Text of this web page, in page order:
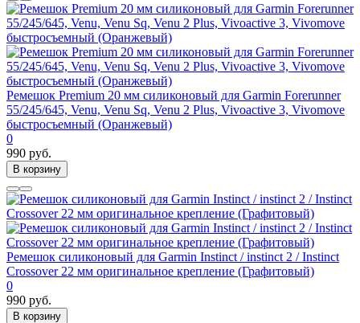
Ремешок Premium 20 мм силиконовый для Garmin Forerunner
55/245/645, Venu, Venu Sq, Venu 2 Plus, Vivoactive 3, Vivomove
быстросъемный (Оранжевый)
0
990 руб.
В корзину
Ремешок силиконовый для Garmin Instinct / instinct 2 / Instinct
Crossover 22 мм оригинальное крепление (Графитовый)
0
990 руб.
В корзину